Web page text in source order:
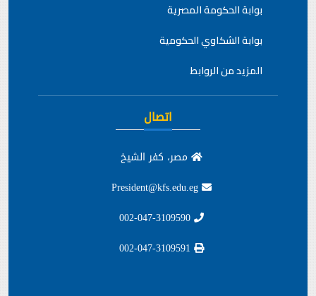
بوابة الحكومة المصرية
بوابة الشكاوي الحكومية
المزيد من الروابط
اتصال
مصر، كفر الشيخ